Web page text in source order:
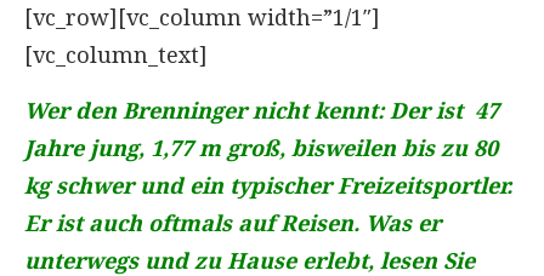
[vc_row][vc_column width=”1/1″]
[vc_column_text]
Wer den Brenninger nicht kennt: Der ist 47
Jahre jung, 1,77 m groß, bisweilen bis zu 80
kg schwer und ein typischer Freizeitsportler.
Er ist auch oftmals auf Reisen. Was er
unterwegs und zu Hause erlebt, lesen Sie